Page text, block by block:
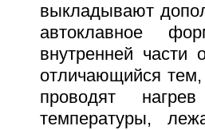
выкладывают
автоклавное
внутренней части
отличающийся
проводят
температуры,